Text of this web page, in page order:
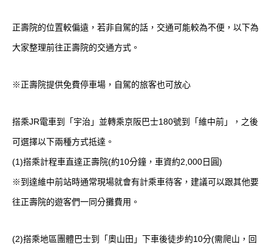
正壽院的位置較偏遠，若非自駕的話，交通可能較為不便，以下為
大家整理前往正壽院的交通方式。
※正壽院提供免費停車場，自駕的旅客也可放心
搭乘JR電車到「宇治」並轉乘京阪巴士180號到「維中前」，之後
可選擇以下兩種方式抵達。
(1)搭乘計程車直達正壽院(約10分鐘，車資約2,000日圓)
※到達維中前站時通常現場就會有計乘車待客，建議可以跟其他要
往正壽院的遊客們一同分攤費用。
(2)搭乘地區團體巴士到「奧山田」下車後徒步約10分(需爬山，回